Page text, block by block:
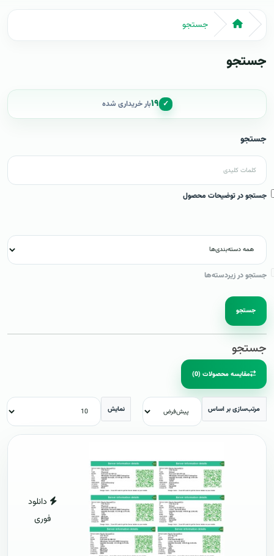
جستجو
جستجو
✓ ۱۹بار خریداری شده
جستجو
جستجو در توضیحات محصول
جستجو در زیردسته‌ها
جستجو
جستجو
مقایسه محصولات (0)
مرتب‌سازی بر اساس نمایش
دانلود
فوری